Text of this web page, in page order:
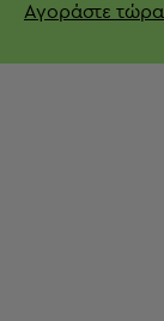
Αγοράστε τώρα